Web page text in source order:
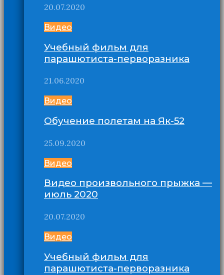
20.07.2020
Видео
Учебный фильм для
парашютиста-перворазника
21.06.2020
Видео
Обучение полетам на Як-52
25.09.2020
Видео
Видео произвольного прыжка —
июль 2020
20.07.2020
Видео
Учебный фильм для
парашютиста-перворазника